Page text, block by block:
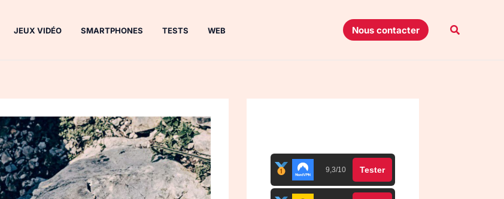
JEUX VIDÉO SMARTPHONES TESTS WEB Nous contacter
9,3/10 Tester